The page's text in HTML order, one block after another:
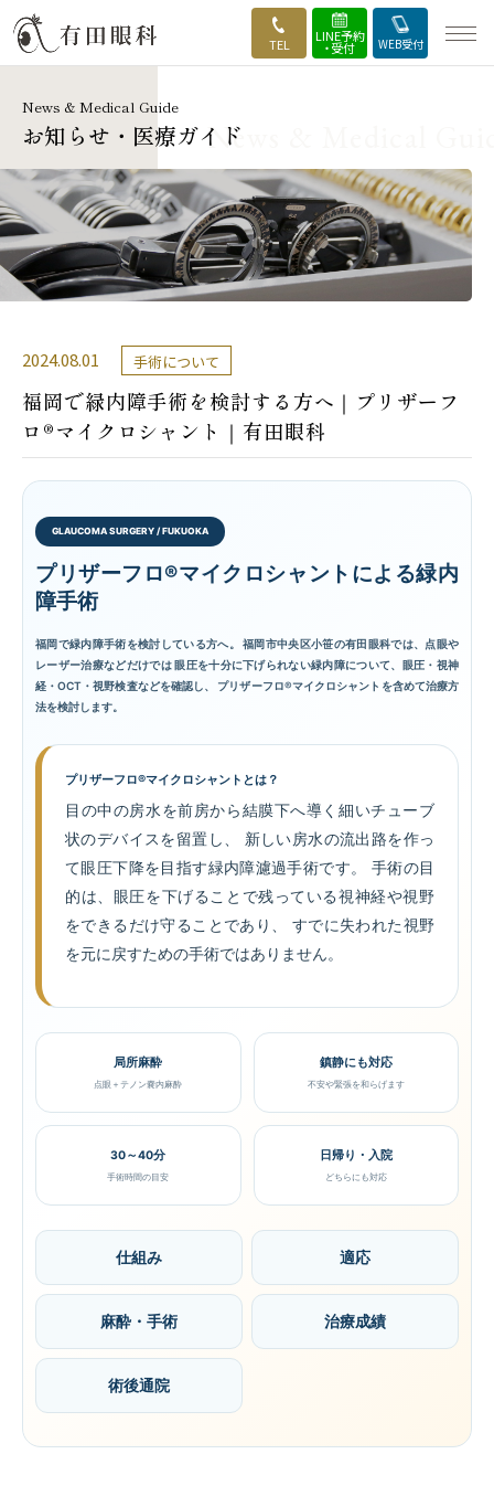
LINE予約
・受付 WEB受付
TEL
HOME
当院の強み
外来・診療案内
手術のご案内
医師・実績紹介
手術の流れ
目の病気と治療
交通アクセス
プライバシーポリシー
News & Medical Guide
お知らせ・医療ガイド
2024.08.01 手術について
福岡で緑内障手術を検討する方へ｜プリザーフ
ロ®マイクロシャント｜有田眼科
GLAUCOMA SURGERY / FUKUOKA
プリザーフロ®マイクロシャントによる緑内
障手術
福岡で緑内障手術を検討している方へ。 福岡市中央区小笹の有田眼科では、点眼や
レーザー治療などだけでは 眼圧を十分に下げられない緑内障について、眼圧・視神
経・OCT・視野検査などを確認し、 プリザーフロ®マイクロシャントを含めて治療方
法を検討します。
プリザーフロ®マイクロシャントとは？
目の中の房水を前房から結膜下へ導く細いチューブ
状のデバイスを留置し、 新しい房水の流出路を作っ
て眼圧下降を目指す緑内障濾過手術です。 手術の目
的は、眼圧を下げることで残っている視神経や視野
をできるだけ守ることであり、 すでに失われた視野
を元に戻すための手術ではありません。
局所麻酔
点眼＋テノン嚢内麻酔
鎮静にも対応
不安や緊張を和らげます
30～40分
手術時間の目安
日帰り・入院
どちらにも対応
仕組み 適応
麻酔・手術 治療成績
術後通院